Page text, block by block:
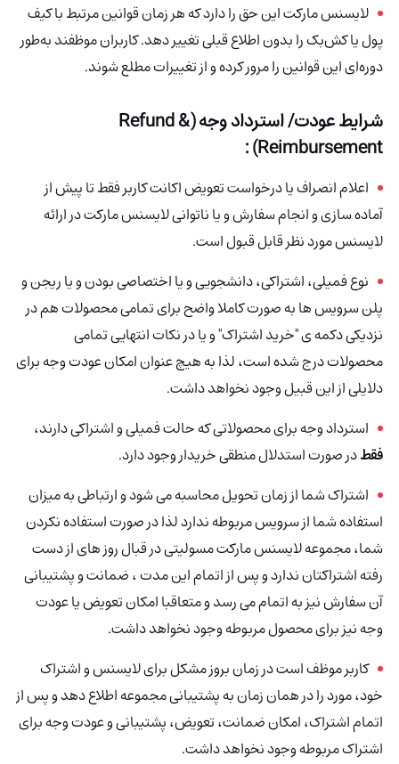
لایسنس مارکت این حق را دارد که هر زمان قوانین مرتبط با کیف
پول یا کش‌بک را بدون اطلاع قبلی تغییر دهد. کاربران موظفند به‌طور
دوره‌ای این قوانین را مرور کرده و از تغییرات مطلع شوند.
شرایط عودت/ استرداد وجه (Refund &
Reimbursement) :
اعلام انصراف یا درخواست تعویض اکانت کاربر فقط تا پیش از
آماده سازی و انجام سفارش و یا ناتوانی لایسنس مارکت در ارائه
لایسنس مورد نظر قابل قبول است.
نوع فمیلی، اشتراکی، دانشجویی و یا اختصاصی بودن و یا ریجن و
پلن سرویس ها به صورت کاملا واضح برای تمامی محصولات هم در
نزدیکی دکمه ی "خرید اشتراک" و یا در نکات انتهایی تمامی
محصولات درج شده است، لذا به هیچ عنوان امکان عودت وجه برای
دلایلی از این قبیل وجود نخواهد داشت.
استرداد وجه برای محصولاتی که حالت فمیلی و اشتراکی دارند،
فقطدر صورت استدلال منطقی خریدار وجود دارد.
اشتراک شما از زمان تحویل محاسبه می شود و ارتباطی به میزان
استفاده شما از سرویس مربوطه ندارد لذا در صورت استفاده نکردن
شما، مجموعه لایسنس مارکت مسولیتی در قبال روز های از دست
رفته اشتراکتان ندارد و پس از اتمام این مدت ، ضمانت و پشتیبانی
آن سفارش نیز به اتمام می رسد و متعاقبا امکان تعویض یا عودت
وجه نیز برای محصول مربوطه وجود نخواهد داشت.
کاربر موظف است در زمان بروز مشکل برای لایسنس و اشتراک
خود، مورد را در همان زمان به پشتیبانی مجموعه اطلاع دهد و پس از
اتمام اشتراک، امکان ضمانت، تعویض، پشتیبانی و عودت وجه برای
اشتراک مربوطه وجود نخواهد داشت.